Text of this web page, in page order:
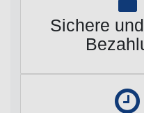
Sichere